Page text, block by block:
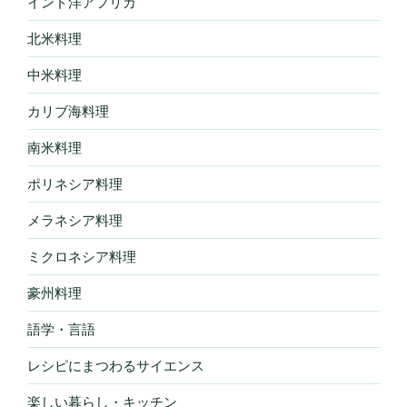
北米料理
中米料理
カリブ海料理
南米料理
ポリネシア料理
メラネシア料理
ミクロネシア料理
豪州料理
語学・言語
レシピにまつわるサイエンス
楽しい暮らし・キッチン